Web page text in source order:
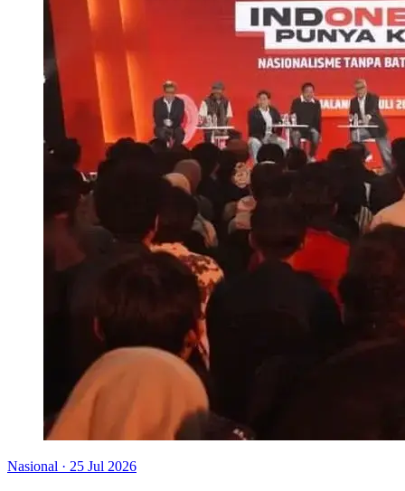
Nasional · 25 Jul 2026